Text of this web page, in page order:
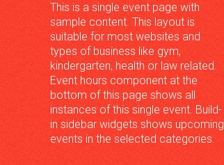
This is a single event page with
sample content. This layout is
suitable for most websites and
types of business like gym,
kindergarten, health or law related.
Event hours component at the
bottom of this page shows all
instances of this single event. Build-
in sidebar widgets shows upcoming
events in the selected categories.